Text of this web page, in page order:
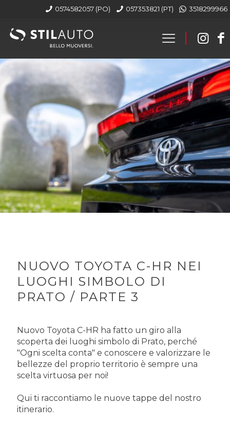
0574582057 (PO) 057353821 (PT) 3518299966
NUOVO TOYOTA C-HR NEI
LUOGHI SIMBOLO DI
PRATO / PARTE 3
Nuovo Toyota C-HR ha fatto un giro alla
scoperta dei luoghi simbolo di Prato, perché
"Ogni scelta conta" e conoscere e valorizzare le
bellezze del proprio territorio è sempre una
scelta virtuosa per noi!
Qui ti raccontiamo le nuove tappe del nostro
itinerario.